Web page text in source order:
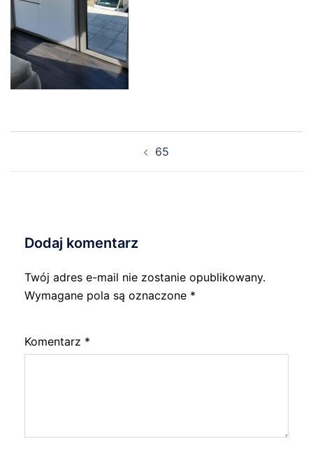
65
Dodaj komentarz
Twój adres e-mail nie zostanie opublikowany.
Wymagane pola są oznaczone *
Komentarz *